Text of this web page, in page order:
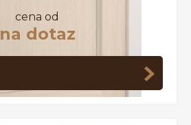
cena od
na dotaz